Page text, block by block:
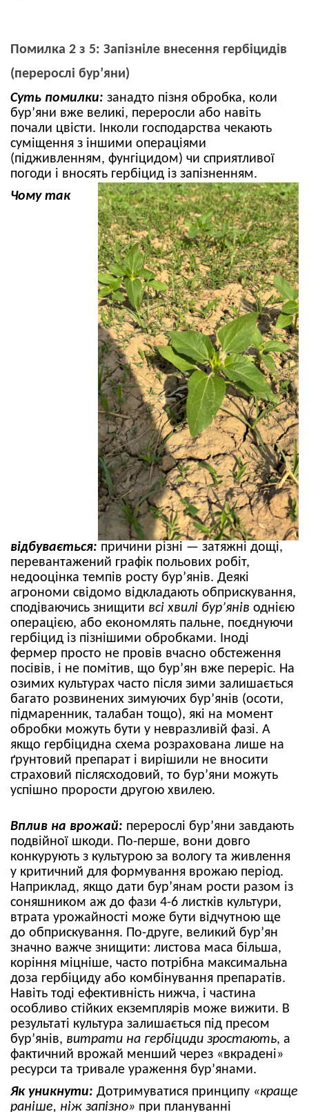
Помилка 2 з 5: Запізніле внесення гербіцидів
(перерослі бур’яни)
Суть помилки: занадто пізня обробка, коли
бур’яни вже великі, переросли або навіть
почали цвісти. Інколи господарства чекають
суміщення з іншими операціями
(підживленням, фунгіцидом) чи сприятливої
погоди і вносять гербіцид із запізненням.
Чому так
відбувається: причини різні — затяжні дощі,
перевантажений графік польових робіт,
недооцінка темпів росту бур’янів. Деякі
агрономи свідомо відкладають обприскування,
сподіваючись знищити всі хвилі бур’янів однією
операцією, або економлять пальне, поєднуючи
гербіцид із пізнішими обробками. Іноді
фермер просто не провів вчасно обстеження
посівів, і не помітив, що бур’ян вже переріс. На
озимих культурах часто після зими залишається
багато розвинених зимуючих бур’янів (осоти,
підмаренник, талабан тощо), які на момент
обробки можуть бути у невразливій фазі. А
якщо гербіцидна схема розрахована лише на
ґрунтовий препарат і вирішили не вносити
страховий післясходовий, то бур’яни можуть
успішно прорости другою хвилею.
Вплив на врожай: перерослі бур’яни завдають
подвійної шкоди. По-перше, вони довго
конкурують з культурою за вологу та живлення
у критичний для формування врожаю період.
Наприклад, якщо дати бур’янам рости разом із
соняшником аж до фази 4-6 листків культури,
втрата урожайності може бути відчутною ще
до обприскування. По-друге, великий бур’ян
значно важче знищити: листова маса більша,
коріння міцніше, часто потрібна максимальна
доза гербіциду або комбінування препаратів.
Навіть тоді ефективність нижча, і частина
особливо стійких екземплярів може вижити. В
результаті культура залишається під пресом
бур’янів, витрати на гербіциди зростають, а
фактичний врожай менший через «вкрадені»
ресурси та тривале ураження бур’янами.
Як уникнути: Дотримуватися принципу «краще
раніше, ніж запізно» при плануванні